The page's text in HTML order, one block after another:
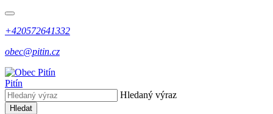
+420572641332
obec@pitin.cz
Pitín
Hledaný výraz
Hledat